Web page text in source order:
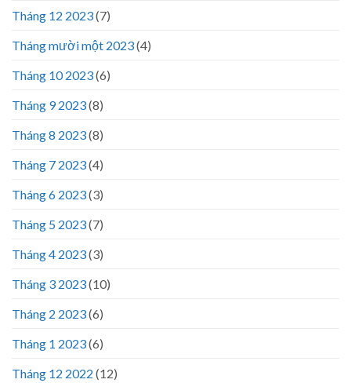
Tháng 12 2023(7)
Tháng mười một 2023(4)
Tháng 10 2023(6)
Tháng 9 2023(8)
Tháng 8 2023(8)
Tháng 7 2023(4)
Tháng 6 2023(3)
Tháng 5 2023(7)
Tháng 4 2023(3)
Tháng 3 2023(10)
Tháng 2 2023(6)
Tháng 1 2023(6)
Tháng 12 2022 (12)